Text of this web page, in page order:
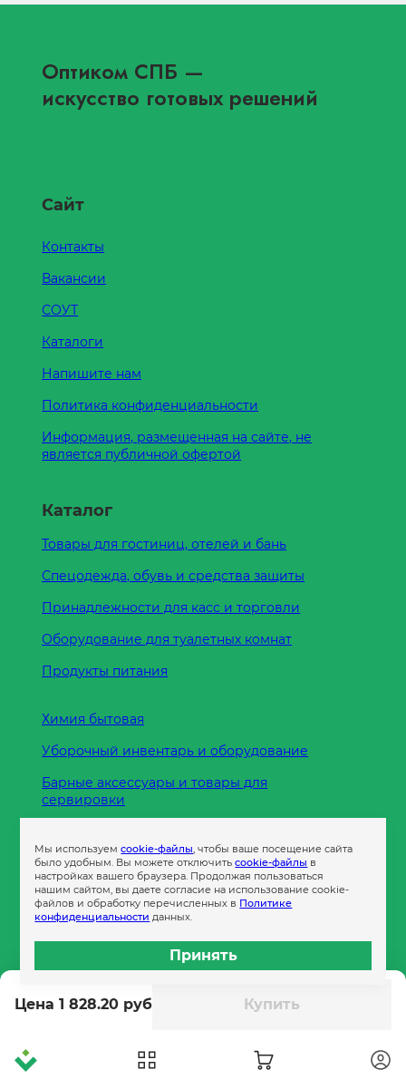
Цена 1 828.20 руб Купить
Оптиком СПБ —
искусство готовых решений
Сайт
Контакты
Вакансии
СОУТ
Каталоги
Напишите нам
Политика конфиденциальности
Информация, размещенная на сайте, не
является публичной офертой
Каталог
Товары для гостиниц, отелей и бань
Спецодежда, обувь и средства защиты
Принадлежности для касс и торговли
Оборудование для туалетных комнат
Продукты питания
Химия бытовая
Уборочный инвентарь и оборудование
Барные аксессуары и товары для
сервировки
Пленка
Пакеты и сумки
Контейнеры
Бумага офисная
Гигиеническая продукция
Мы используемcookie-файлы, чтобы ваше посещение сайта
было удобным. Вы можете отключитьcookie-файлы в
настройках вашего браузера. Продолжая пользоваться
нашим сайтом, вы даете согласие на использование cookie-
файлов и обработку перечисленных в Политике
конфиденциальности данных.
Принять